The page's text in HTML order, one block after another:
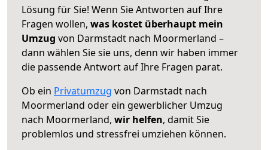
Lösung für Sie! Wenn Sie Antworten auf Ihre
Fragen wollen, was kostet überhaupt mein
Umzug von Darmstadt nach Moormerland –
dann wählen Sie sie uns, denn wir haben immer
die passende Antwort auf Ihre Fragen parat.
Ob ein Privatumzug von Darmstadt nach
Moormerland oder ein gewerblicher Umzug
nach Moormerland, wir helfen, damit Sie
problemlos und stressfrei umziehen können.